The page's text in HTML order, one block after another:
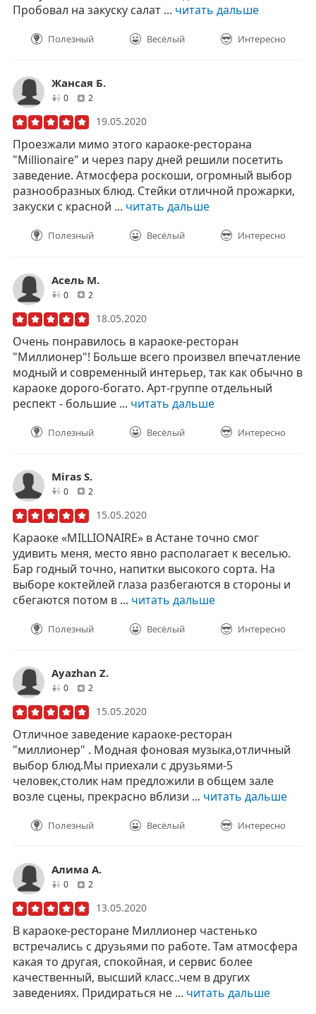
Пробовал на закуску салат ... читать дальше
Полезный Весёлый Интересно
Жансая Б.
0друзей
2
19.05.2020
Проезжали мимо этого караоке-ресторана
"Millionaire" и через пару дней решили посетить
заведение. Атмосфера роскоши, огромный выбор
разнообразных блюд. Стейки отличной прожарки,
закуски с красной ... читать дальше
Полезный Весёлый Интересно
Асель М.
0друзей
2
18.05.2020
Очень понравилось в караоке-ресторан
"Миллионер"! Больше всего произвел впечатление
модный и современный интерьер, так как обычно в
караоке дорого-богато. Арт-группе отдельный
респект - большие ... читать дальше
Полезный Весёлый Интересно
Miras S.
0друзей
2
15.05.2020
Караоке «MILLIONAIRE» в Астане точно смог
удивить меня, место явно располагает к веселью.
Бар годный точно, напитки высокого сорта. На
выборе коктейлей глаза разбегаются в стороны и
сбегаются потом в ... читать дальше
Полезный Весёлый Интересно
Ayazhan Z.
0друзей
2
15.05.2020
Отличное заведение караоке-ресторан
"миллионер" . Модная фоновая музыка,отличный
выбор блюд.Мы приехали с друзьями-5
человек,столик нам предложили в общем зале
возле сцены, прекрасно вблизи ... читать дальше
Полезный Весёлый Интересно
Алима А.
0друзей
2
13.05.2020
В караоке-ресторане Миллионер частенько
встречались с друзьями по работе. Там атмосфера
какая то другая, спокойная, и сервис более
качественный, высший класс..чем в других
заведениях. Придираться не ... читать дальше